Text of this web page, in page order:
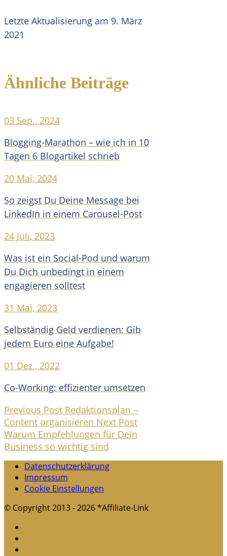
Letzte Aktualisierung am 9. März
2021
Ähnliche Beiträge
03 Sep., 2024
Blogging-Marathon – wie ich in 10
Tagen 6 Blogartikel schrieb
20 Mai, 2024
So zeigst Du Deine Message bei
LinkedIn in einem Carousel-Post
24 Juli, 2023
Was ist ein Social-Pod und warum
Du Dich unbedingt in einem
engagieren solltest
31 Mai, 2023
Selbständig Geld verdienen: Gib
jedem Euro eine Aufgabe!
01 Dez., 2022
Co-Working: effizienter umsetzen
Previous Post Redaktionsplan –
Content organisieren Next Post
Warum Empfehlungen für Dein
Business so wichtig sind
Datenschutzerklärung
Impressum
Cookie Einstellungen
© Copyright 2013 - 2026 *Affiliate-Link